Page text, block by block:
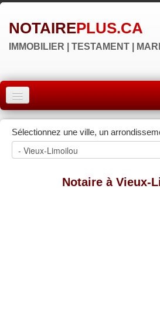
NOTAIREPLUS.CA
IMMOBILIER | TESTAMENT |
ACCUEIL
MONTRÉAL
QUÉBEC
Sélectionnez une ville, un
Notaire à Vieux-